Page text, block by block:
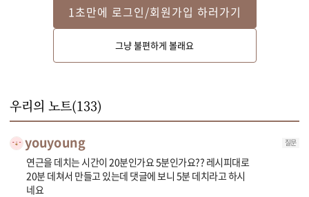
냄비에 연근이 잠길 정도의 물과 연근, 식초, 소금을 넣고 20분 정도 데친 후 찬
물에 헹궈주세요. 체에 받쳐 물기를 제거해 주세요.
1초만에 로그인/회원가입 하러가기
그냥 불편하게 볼래요
우리의 노트(133)
youyoung 질문
연근을 데치는 시간이 20분인가요 5분인가요?? 레시피대로
20분 데쳐서 만들고 있는데 댓글에 보니 5분 데치라고 하시
네요